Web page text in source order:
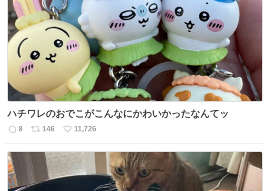
数
ス
ト
数
ね
数
ハチワレのおでこがこんなにかわいかったなんてッ
返
数
8
リ
ス
ト
数
146
い
ね
数
11,726